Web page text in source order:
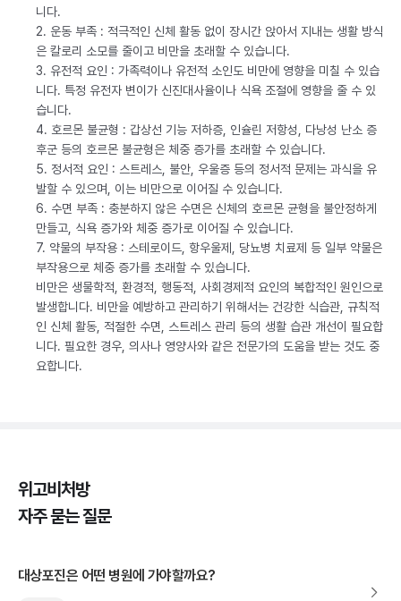
니다.
2. 운동 부족 : 적극적인 신체 활동 없이 장시간 앉아서 지내는 생활 방식
은 칼로리 소모를 줄이고 비만을 초래할 수 있습니다.
3. 유전적 요인 : 가족력이나 유전적 소인도 비만에 영향을 미칠 수 있습
니다. 특정 유전자 변이가 신진대사율이나 식욕 조절에 영향을 줄 수 있
습니다.
4. 호르몬 불균형 : 갑상선 기능 저하증, 인슐린 저항성, 다낭성 난소 증
후군 등의 호르몬 불균형은 체중 증가를 초래할 수 있습니다.
5. 정서적 요인 : 스트레스, 불안, 우울증 등의 정서적 문제는 과식을 유
발할 수 있으며, 이는 비만으로 이어질 수 있습니다.
6. 수면 부족 : 충분하지 않은 수면은 신체의 호르몬 균형을 불안정하게
만들고, 식욕 증가와 체중 증가로 이어질 수 있습니다.
7. 약물의 부작용 : 스테로이드, 항우울제, 당뇨병 치료제 등 일부 약물은
부작용으로 체중 증가를 초래할 수 있습니다.
비만은 생물학적, 환경적, 행동적, 사회경제적 요인의 복합적인 원인으로
발생합니다. 비만을 예방하고 관리하기 위해서는 건강한 식습관, 규칙적
인 신체 활동, 적절한 수면, 스트레스 관리 등의 생활 습관 개선이 필요합
니다. 필요한 경우, 의사나 영양사와 같은 전문가의 도움을 받는 것도 중
요합니다.
위고비처방
자주 묻는 질문
대상포진은 어떤 병원에 가야할까요?